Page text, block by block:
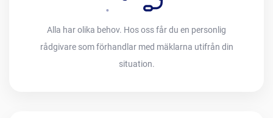
Alla har olika behov. Hos oss får du en personlig
rådgivare som förhandlar med mäklarna utifrån din
situation.